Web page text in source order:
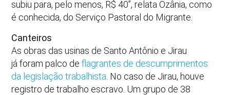
subiu para, pelo menos, R$ 40”, relata Ozânia, como
é conhecida, do Serviço Pastoral do Migrante.
Canteiros
As obras das usinas de Santo Antônio e Jirau
já foram palco deflagrantes de descumprimentos
da legislação trabalhista . No caso de Jirau, houve
registro de trabalho escravo. Um grupo de 38